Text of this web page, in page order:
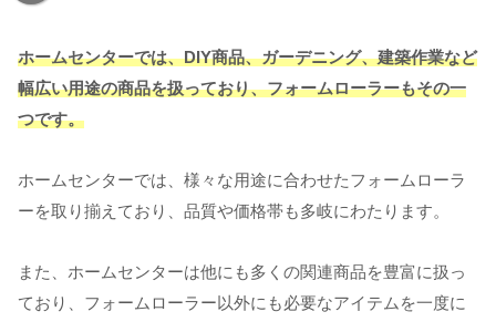
ホームセンターでは、DIY商品、ガーデニング、建築作業など
幅広い用途の商品を扱っており、フォームローラーもその一
つです。
ホームセンターでは、様々な用途に合わせたフォームローラ
ーを取り揃えており、品質や価格帯も多岐にわたります。
また、ホームセンターは他にも多くの関連商品を豊富に扱っ
ており、フォームローラー以外にも必要なアイテムを一度に